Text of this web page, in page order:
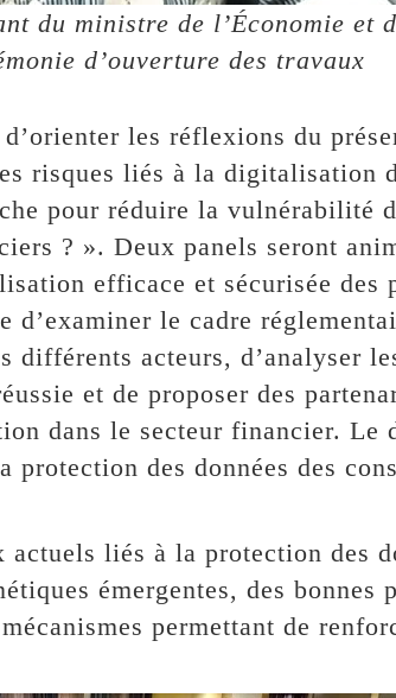
du ministre de l’Économie et
d’ouverture des travaux
les réflexions du
risques liés à la digitalisation
pour réduire la vulnérabilité
? ». Deux panels seront
efficace et sécurisée des
d’examiner le cadre
différents acteurs, d’analyser
et de proposer des
dans le secteur financier. Le
des données des
liés à la protection des
émergentes, des bonnes
permettant de